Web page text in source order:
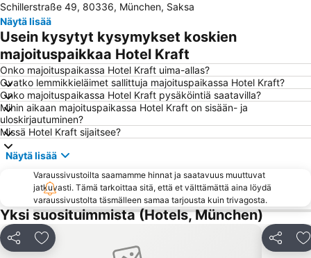
Münchenin olympiapuisto
Train Station Munich-east
Literaturhaus Müchen
Messestadt-Ost Metro Station
Marienplatz Metro Station
Maxvorstadt
Schwabing
Königsplatz
Olympiahalle München
BMW Welt
Karlsplatz - Stachus
Sendlinger Tor Metro Station
Bavaria
Au-Haidhausen
Englischer Garten
Sendling-Westpark
Theresienwiese Metro Station
Münchenin Frauenkirche
Bayerische Staatsoper
Odeonsplatz Metro Station
Sendlinger Tor
Ostbahnhof Metro Station
Deutsches Museum
Schillerstraße 49, 80336, München, Saksa
Näytä lisää
Usein kysytyt kysymykset koskien
majoituspaikkaa Hotel Kraft
Onko majoituspaikassa Hotel Kraft uima-allas?
Ovatko lemmikkieläimet sallittuja majoituspaikassa Hotel Kraft?
Onko majoituspaikassa Hotel Kraft pysäköintiä saatavilla?
Mihin aikaan majoituspaikassa Hotel Kraft on sisään- ja
uloskirjautuminen?
Missä Hotel Kraft sijaitsee?
Näytä lisää
Varaussivustoilta saamamme hinnat ja saatavuus muuttuvat
jatkuvasti. Tämä tarkoittaa sitä, että et välttämättä aina löydä
varaussivustolta täsmälleen samaa tarjousta kuin trivagosta.
Yksi suosituimmista (Hotels, München)
Jaa Lisää suosikkeihin Jaa